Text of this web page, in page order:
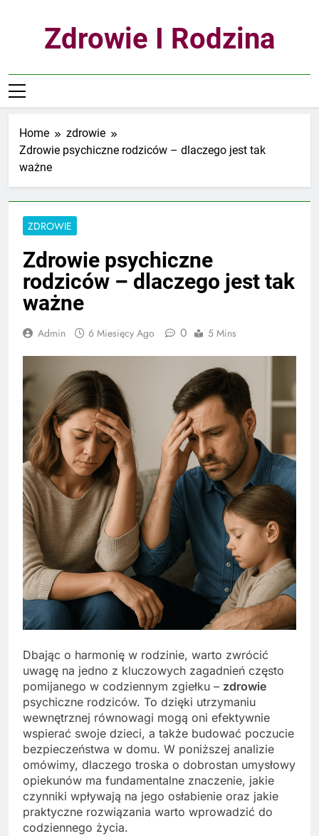
Zdrowie I Rodzina
Home
zdrowie
Zdrowie psychiczne rodziców – dlaczego jest tak
ważne
ZDROWIE
Zdrowie psychiczne
rodziców – dlaczego jest tak
ważne
Admin 6 Miesięcy Ago 0 5 Mins
Dbając o harmonię w rodzinie, warto zwrócić
uwagę na jedno z kluczowych zagadnień często
pomijanego w codziennym zgiełku – zdrowie
psychiczne rodziców. To dzięki utrzymaniu
wewnętrznej równowagi mogą oni efektywnie
wspierać swoje dzieci, a także budować poczucie
bezpieczeństwa w domu. W poniższej analizie
omówimy, dlaczego troska o dobrostan umysłowy
opiekunów ma fundamentalne znaczenie, jakie
czynniki wpływają na jego osłabienie oraz jakie
praktyczne rozwiązania warto wprowadzić do
codziennego życia.